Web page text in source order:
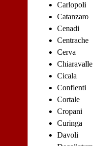
Carlopoli
Catanzaro
Cenadi
Centrache
Cerva
Cicala
Conflenti
Cortale
Cropani
Curinga
Davoli